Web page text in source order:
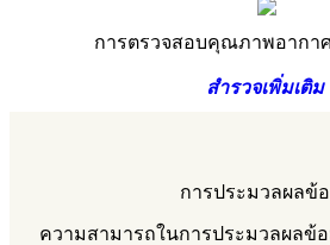
การตรวจสอบคุณภาพอากาศ
สำรวจเพิ่มเติม
การประมวลผลข้
ความสามารถในการประมวลผลข้อ